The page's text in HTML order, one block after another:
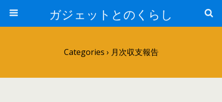
ガジェットとのくらし
Categories › 月次収支報告